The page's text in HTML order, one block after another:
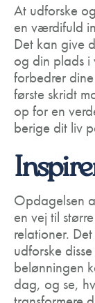
At udforske
en værdifuld
Det kan give
og din plads i
forbedrer
første skridt
op for en
berige dit liv
Opdagelsen
en vej til
relationer.
udforske
belønningen
dag, og se,